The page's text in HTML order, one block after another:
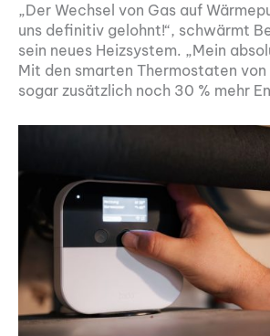
„Der Wechsel von Gas auf
uns definitiv gelohnt!“, schwärmt
sein neues Heizsystem. „Mein
Mit den smarten Thermostaten
sogar zusätzlich noch 30 % mehr